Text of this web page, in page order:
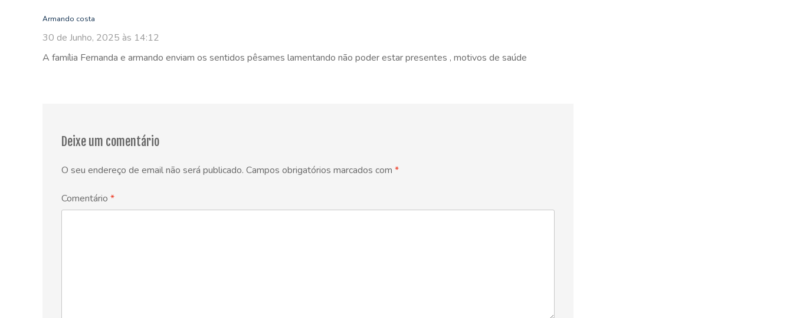
Armando costa
30 de Junho, 2025 às 14:12
A família Fernanda e armando enviam os sentidos pêsames lamentando não poder estar presentes , motivos de saúde
Deixe um comentário
O seu endereço de email não será publicado. Campos obrigatórios marcados com *
Comentário *